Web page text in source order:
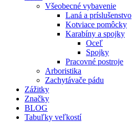
Všeobecné vybavenie
Laná a príslušenstvo
Kotviace pomôcky
Karabíny a spojky
Oceľ
Spojky
Pracovné postroje
Arboristika
Zachytávače pádu
Zážitky
Značky
BLOG
Tabuľky veľkostí